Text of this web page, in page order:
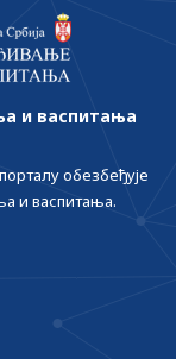
и васпитања
обезбеђује
и васпитања.